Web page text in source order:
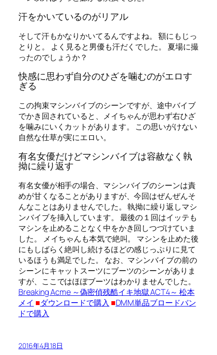
汗をかいているのがリアル
そして汗もかなりかいてるんですよね。 額にもじっ
とりと。 よく見ると男優も汗だくでした。 夏場に撮
ったのでしょうか？
快感に思わず自分のひざを噛むのがエロす
ぎる
この拘束マシンバイブのシーンですが、途中バイブ
でかき回されていると、メイちゃんが思わず右ひざ
を噛みにいくカットがあります。 この思いがけない
自然な仕草が実にエロい。
有名女優だけどマシンバイブは容赦なく執
拗に繰り返す
有名女優が相手の場合、マシンバイブのシーンは責
めが甘くなることがありますが、今回はぜんぜんそ
んなことはありませんでした。 執拗に繰り返しマシ
ンバイブを挿入しています。 最後の１回はイッテも
マシンを止めることなく中をかき回しつづけていま
した。 メイちゃんも本気で絶叫。 マシンを止めた後
にもしばらく絶叫し続けるほどの感じっぷりに見て
いるほうも満足でした。 なお、マシンバイブの前の
シーンにキャットスーツにブーツのシーンがありま
すが、ここではほぼブーツはわかりませんでした。
Breaking Acme ～偽密偵残酷イキ地獄 ACT4～ 松本
メイ ■ダウンロードで購入 ■DMM単品ブロードバン
ドで購入
2016年4月18日